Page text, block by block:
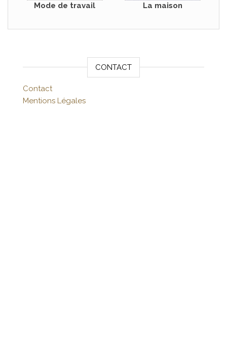
Mode de travail La maison
CONTACT
Contact
Mentions Légales